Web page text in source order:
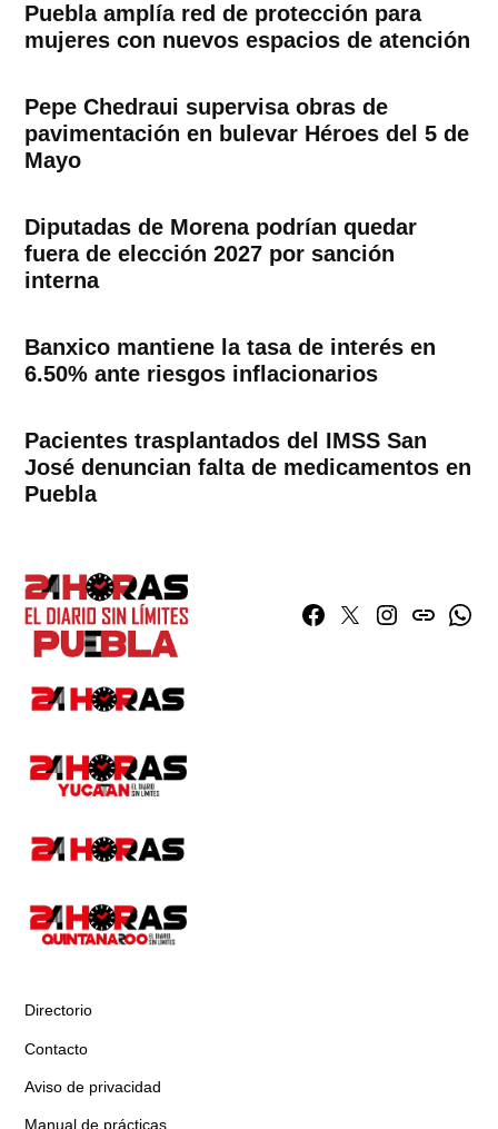
Puebla amplía red de protección para
mujeres con nuevos espacios de atención
Pepe Chedraui supervisa obras de
pavimentación en bulevar Héroes del 5 de
Mayo
Diputadas de Morena podrían quedar
fuera de elección 2027 por sanción
interna
Banxico mantiene la tasa de interés en
6.50% ante riesgos inflacionarios
Pacientes trasplantados del IMSS San
José denuncian falta de medicamentos en
Puebla
Facebook
TwitterInstagram
issuu
Directorio
Contacto
Aviso de privacidad
Manual de prácticas